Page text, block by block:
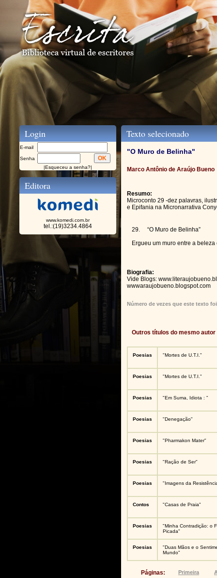
Login
E-mail
Senha
|Esqueceu a senha?|
Editora
www.komedi.com.br
tel.:(19)3234.4864
Texto selecionado
"O Muro de Belinha"
Marco Antônio de Araújo Bueno
Resumo:
Microconto 29 -dez palavras,
e Epifania na Micronarrativa
29. “O Muro de Belinha”
Ergueu um muro entre a
Biografia:
Vide Blogs:
wwwaraujobueno.blogspot.com
Número de vezes que este texto
Outros títulos do mesmo autor
Poesias "Mortes de U.T.I."
Poesias "Mortes de U.T.I."
Poesias "Em Suma, Idiota : "
Poesias "Denegação"
Poesias "Pharmakon Mater"
Poesias "Ração de Ser"
Poesias "Imagens da
Contos "Casas de Praia"
Poesias
"Minha Contradição: o
Picada"
Poesias
"Duas Mãos e o
Mundo"
Páginas: Primeira